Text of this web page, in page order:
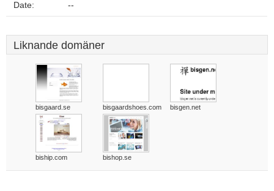
Date: --
Liknande domäner
bisgaard.se bisgaardshoes.com bisgen.net
biship.com bishop.se